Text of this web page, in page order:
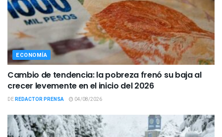
ECONOMÍA
Cambio de tendencia: la pobreza frenó su baja al
crecer levemente en el inicio del 2026
DEREDACTOR PRENSA 04/08/2026